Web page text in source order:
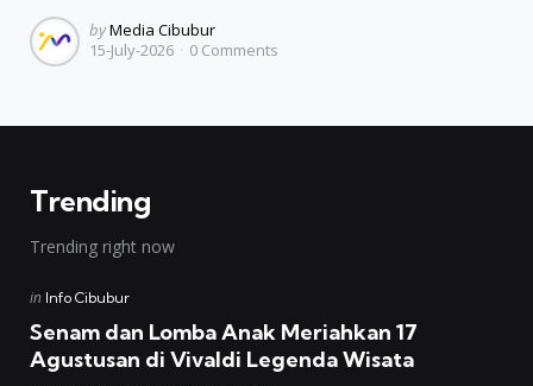
Posted
by
byMedia Cibubur
15-July-2026
0 Comments
Trending
Trending right now
Posted
in Info Cibubur
Senam dan Lomba Anak Meriahkan 17
Agustusan di Vivaldi Legenda Wisata